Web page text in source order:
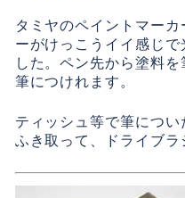
タミヤのペイントマー
ーがけっこうイイ感じ
した。ペン先から塗料
筆につけれます。
ティッシュ等で筆につ
ふき取って、ドライブラ